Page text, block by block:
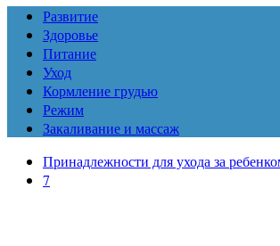
Развитие
Здоровье
Питание
Уход
Кормление грудью
Режим
Закаливание и массаж
Принадлежности для ухода за
7